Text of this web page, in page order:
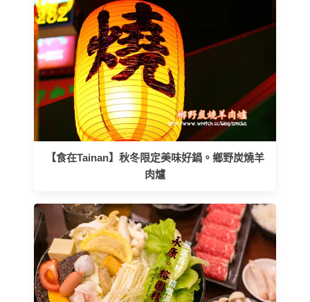
【食在Tainan】秋冬限定美味好鍋。鄉野炭燒羊
肉爐